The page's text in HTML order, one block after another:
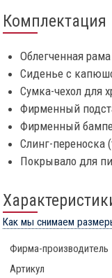
Комплектация
Облегченная
Сиденье с
Сумка-чехол для
Фирменный
Фирменный
Слинг-переноска
Покрывало для
Как мы снимаем
Фирма-производитель
Артикул